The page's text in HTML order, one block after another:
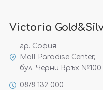
Victoria
гр. София
Mall Paradise Center,
бул. Черни Връх №100
0878 132 000